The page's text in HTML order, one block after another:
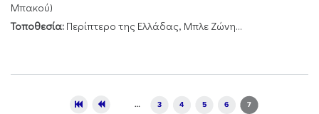
Μπακού)
Τοποθεσία: Περίπτερο της Ελλάδας, Μπλε Ζώνη...
… 3 4 5 6 7